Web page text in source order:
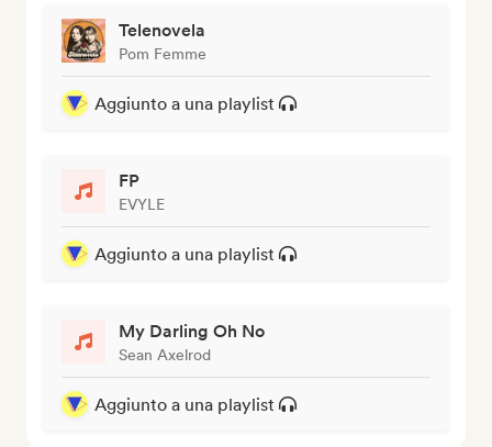
Telenovela
Pom Femme
Aggiunto a una playlist
FP
EVYLE
Aggiunto a una playlist
My Darling Oh No
Sean Axelrod
Aggiunto a una playlist